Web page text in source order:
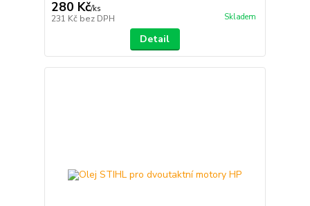
280 Kč/ks
231 Kč bez DPH Skladem
Detail